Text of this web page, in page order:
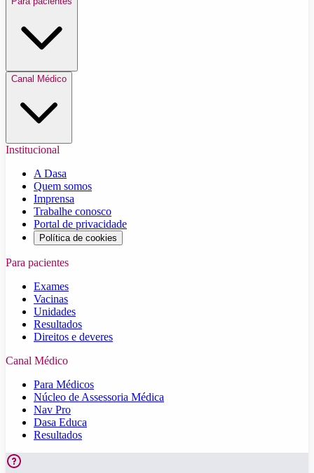
Canal Médico
Institucional
A Dasa
Quem somos
Imprensa
Trabalhe conosco
Portal de privacidade
Política de cookies
Para pacientes
Exames
Vacinas
Unidades
Resultados
Direitos e deveres
Canal Médico
Para Médicos
Núcleo de Assessoria Médica
Nav Pro
Dasa Educa
Resultados